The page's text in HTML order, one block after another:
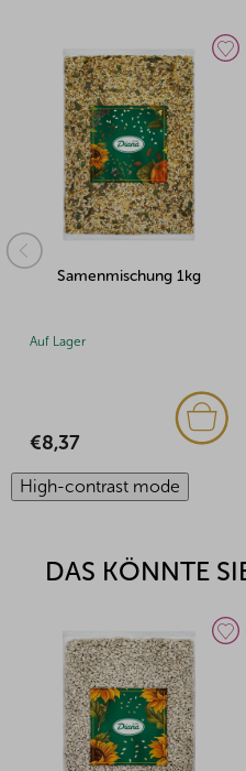
Samenmischung 1kg
Auf Lager
€8,37
High-contrast mode
DAS KÖNNTE